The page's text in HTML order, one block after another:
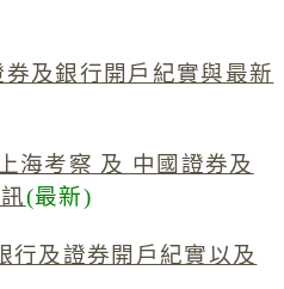
及銀行開戶紀實與最新
海考察 及 中國證券及
(最新)
行及證券開戶紀實以及